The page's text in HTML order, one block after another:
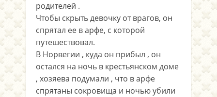
родителей .
Чтобы скрыть девочку от врагов, он
спрятал ее в арфе, с которой
путешествовал.
В Норвегии , куда он прибыл , он
остался на ночь в крестьянском доме
, хозяева подумали , что в арфе
спрятаны сокровища и ночью убили